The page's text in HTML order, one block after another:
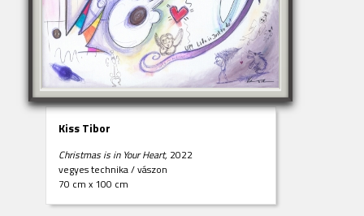
Kiss Tibor
Christmas is in Your Heart, 2022
vegyes technika/vászon
70 cm x 100 cm